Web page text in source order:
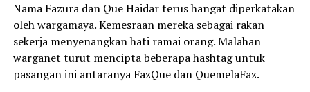
Nama Fazura dan Que Haidar terus hangat diperkatakan
oleh wargamaya. Kemesraan mereka sebagai rakan
sekerja menyenangkan hati ramai orang. Malahan
warganet turut mencipta beberapa hashtag untuk
pasangan ini antaranya FazQue dan QuemelaFaz.